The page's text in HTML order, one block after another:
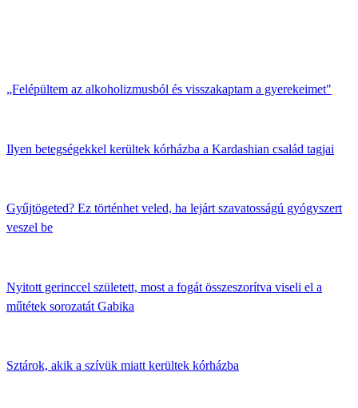
„Felépültem az alkoholizmusból és visszakaptam a gyerekeimet"
Ilyen betegségekkel kerültek kórházba a Kardashian család tagjai
Gyűjtögeted? Ez történhet veled, ha lejárt szavatosságú gyógyszert
veszel be
Nyitott gerinccel született, most a fogát összeszorítva viseli el a
műtétek sorozatát Gabika
Sztárok, akik a szívük miatt kerültek kórházba